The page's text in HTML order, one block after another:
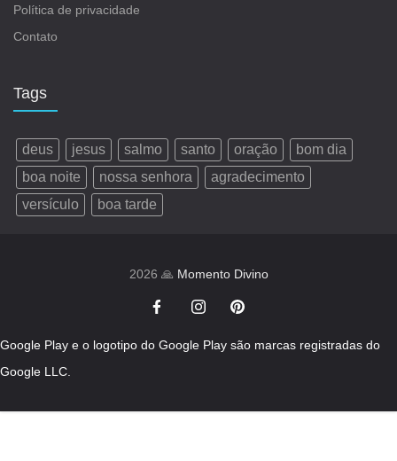
Política de privacidade
Contato
Tags
deus jesus salmo santo oração
bom dia
boa noite
nossa senhora
agradecimento
versículo
boa tarde
2026 🙏 Momento Divino
Google Play e o logotipo do Google Play são marcas registradas do
Google LLC.